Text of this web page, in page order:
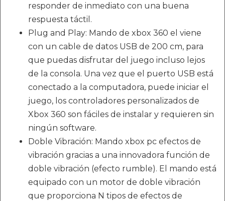
responder de inmediato con una buena
respuesta táctil.
Plug and Play: Mando de xbox 360 el viene
con un cable de datos USB de 200 cm, para
que puedas disfrutar del juego incluso lejos
de la consola. Una vez que el puerto USB está
conectado a la computadora, puede iniciar el
juego, los controladores personalizados de
Xbox 360 son fáciles de instalar y requieren sin
ningún software.
Doble Vibración: Mando xbox pc efectos de
vibración gracias a una innovadora función de
doble vibración (efecto rumble). El mando está
equipado con un motor de doble vibración
que proporciona N tipos de efectos de